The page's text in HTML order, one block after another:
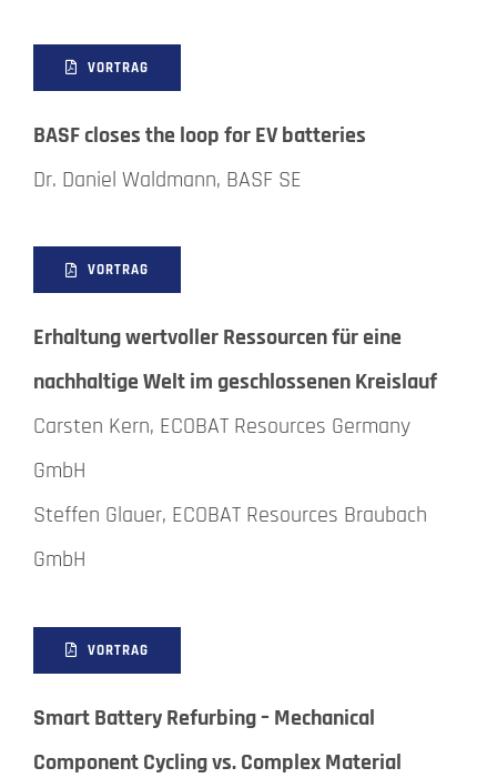
VORTRAG
BASF closes the loop for EV batteries
Dr. Daniel Waldmann, BASF SE
VORTRAG
Erhaltung wertvoller Ressourcen für eine
nachhaltige Welt im geschlossenen Kreislauf
Carsten Kern, ECOBAT Resources Germany
GmbH
Steffen Glauer, ECOBAT Resources Braubach
GmbH
VORTRAG
Smart Battery Refurbing – Mechanical
Component Cycling vs. Complex Material